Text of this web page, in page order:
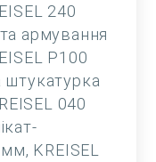
240
армування
Р100
штукатурка
040
KREISEL